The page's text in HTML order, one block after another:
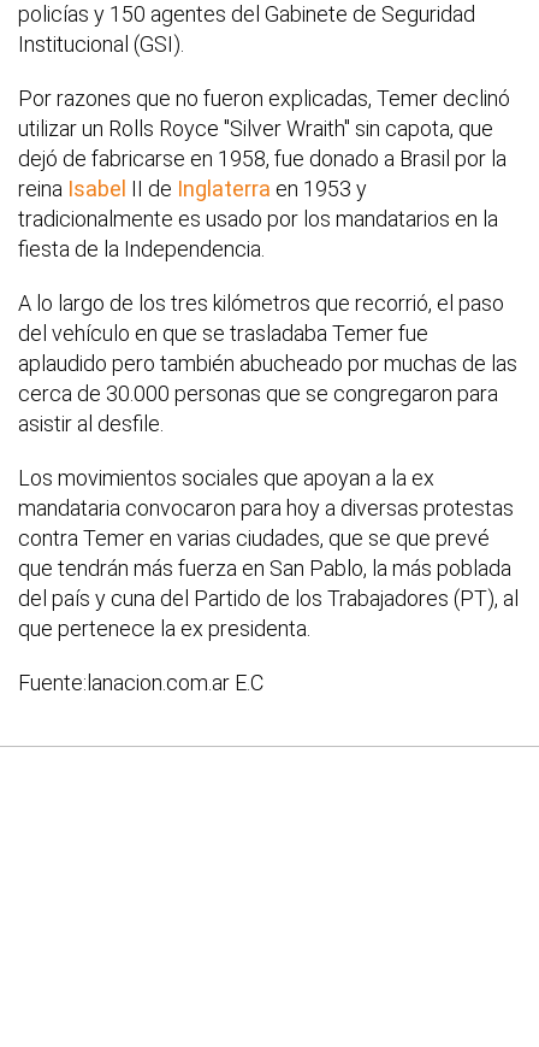
policías y 150 agentes del Gabinete de Seguridad
Institucional (GSI).
Por razones que no fueron explicadas, Temer declinó
utilizar un Rolls Royce "Silver Wraith" sin capota, que
dejó de fabricarse en 1958, fue donado a Brasil por la
reina Isabel II de Inglaterra en 1953 y
tradicionalmente es usado por los mandatarios en la
fiesta de la Independencia.
A lo largo de los tres kilómetros que recorrió, el paso
del vehículo en que se trasladaba Temer fue
aplaudido pero también abucheado por muchas de las
cerca de 30.000 personas que se congregaron para
asistir al desfile.
Los movimientos sociales que apoyan a la ex
mandataria convocaron para hoy a diversas protestas
contra Temer en varias ciudades, que se que prevé
que tendrán más fuerza en San Pablo, la más poblada
del país y cuna del Partido de los Trabajadores (PT), al
que pertenece la ex presidenta.
Fuente:lanacion.com.ar E.C